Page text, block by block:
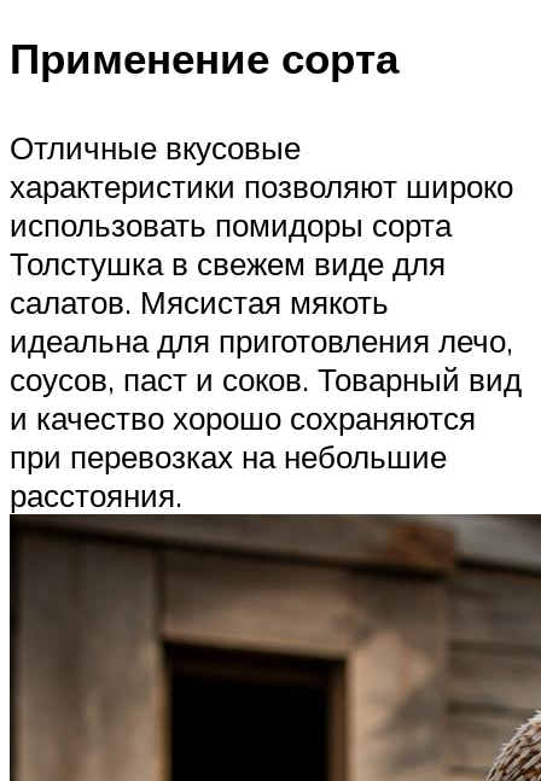
Применение сорта
Отличные вкусовые
характеристики позволяют широко
использовать помидоры сорта
Толстушка в свежем виде для
салатов. Мясистая мякоть
идеальна для приготовления лечо,
соусов, паст и соков. Товарный вид
и качество хорошо сохраняются
при перевозках на небольшие
расстояния.